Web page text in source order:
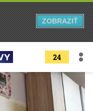
24
ZOBRAZIŤ